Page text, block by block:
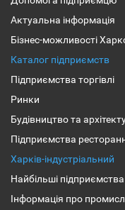
Актуальна інформація
Бізнес-можливості
Каталог підприємств
Підприємства торгівлі
Ринки
Будівництво та
Підприємства
Харків-індустріальний
Найбільші підприємства
Інформація про